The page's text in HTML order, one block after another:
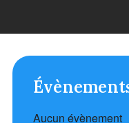
Aucun évènement